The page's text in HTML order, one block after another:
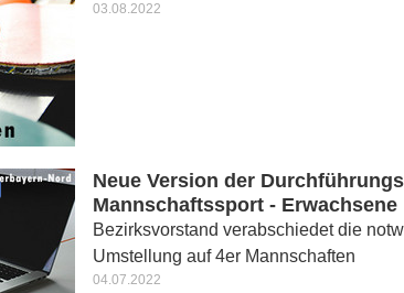
03.08.2022
Neue Version der
Mannschaftssport - Erwachsene
Bezirksvorstand verabschiedet die
Umstellung auf 4er Mannschaften
04.07.2022